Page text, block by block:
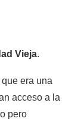
Vieja.
era una
acceso a la
pero